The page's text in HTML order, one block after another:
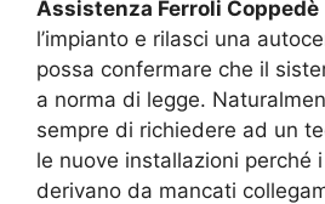
Assistenza Ferroli Coppedè
l’impianto e rilasci una
possa confermare che il
a norma di legge.
sempre di richiedere ad un
le nuove installazioni perché
derivano da mancati